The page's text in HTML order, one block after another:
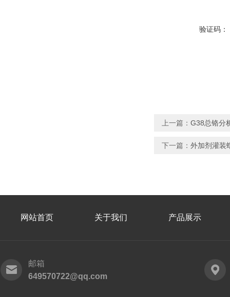
验证码：
上一篇： G38总铬分
下一篇： 外加剂灌装
网站首页 关于我们 产品展示
邮箱
649570722@qq.com